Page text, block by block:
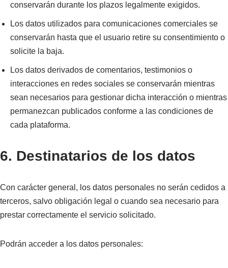
conservarán durante los plazos legalmente exigidos.
Los datos utilizados para comunicaciones comerciales se
conservarán hasta que el usuario retire su consentimiento o
solicite la baja.
Los datos derivados de comentarios, testimonios o
interacciones en redes sociales se conservarán mientras
sean necesarios para gestionar dicha interacción o mientras
permanezcan publicados conforme a las condiciones de
cada plataforma.
6. Destinatarios de los datos
Con carácter general, los datos personales no serán cedidos a
terceros, salvo obligación legal o cuando sea necesario para
prestar correctamente el servicio solicitado.
Podrán acceder a los datos personales: